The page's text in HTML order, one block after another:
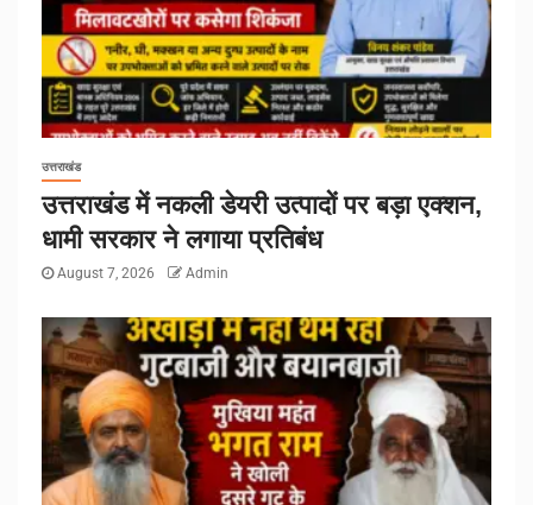
उत्तराखंड
उत्तराखंड में नकली डेयरी उत्पादों पर बड़ा एक्शन,
धामी सरकार ने लगाया प्रतिबंध
August 7, 2026 Admin